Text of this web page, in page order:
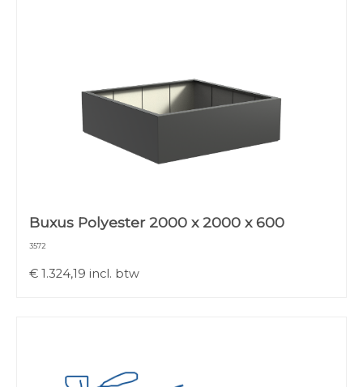
Buxus Polyester 2000 x 2000 x 600
3572
€ 1.324,19 incl. btw